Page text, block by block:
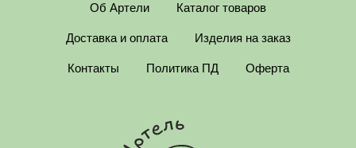
Об Артели Каталог товаров
Доставка и оплата Изделия на заказ
Контакты Политика ПД Оферта